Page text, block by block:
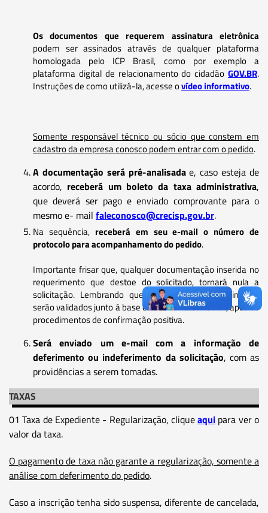
Os documentos que requerem assinatura eletrônica
podem ser assinados através de qualquer plataforma
homologada pelo ICP Brasil, como por exemplo a
plataforma digital de relacionamento do cidadão GOV.BR.
Instruções de como utilizá-la, acesse ovídeo informativo.
Somente responsável técnico ou sócio que constem em
cadastro da empresa conosco podem entrar com o pedido.
A documentação será pré-analisadae, caso esteja de
acordo, receberá um boleto da taxa administrativa,
que deverá ser pago e enviado comprovante para o
mesmo e- mail faleconosco@crecisp.gov.br.
Na sequência, receberá em seu e-mail o número de
protocolo para acompanhamento do pedido.
Importante frisar que, qualquer documentação inserida no
requerimento que destoe do solicitado, tornará nula a
solicitação. Lembrando que os dados do requerimento
serão validados junto à base de dados no CRECI/SP, após os
procedimentos de confirmação positiva.
Será enviado um e-mail com a informação de
deferimento ou indeferimento da solicitação, com as
providências a serem tomadas.
TAXAS
01 Taxa de Expediente - Regularização, cliqueaqui para ver o
valor da taxa.
O pagamento de taxa não garante a regularização, somente a
análise com deferimento do pedido.
Caso a inscrição tenha sido suspensa, diferente de cancelada,